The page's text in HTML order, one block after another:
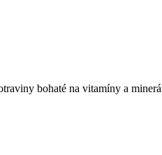
bohaté na vitamíny a